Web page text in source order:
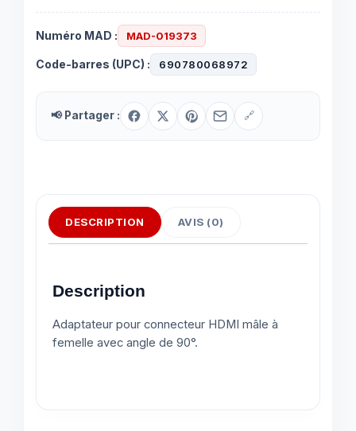
Numéro MAD : MAD-019373
Code-barres (UPC) : 690780068972
📢 Partager : 🔗
DESCRIPTION AVIS (0)
Description
Adaptateur pour connecteur HDMI mâle à
femelle avec angle de 90°.